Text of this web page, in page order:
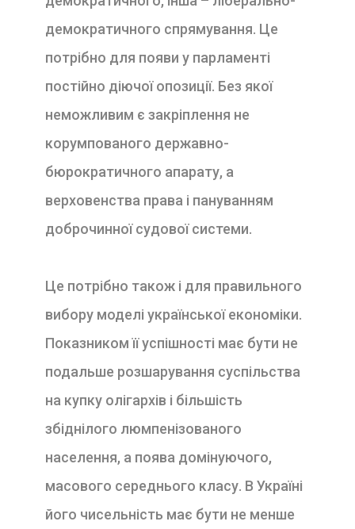
демократичного спрямування. Це
потрібно для появи у парламенті
постійно діючої опозиції. Без якої
неможливим є закріплення не
корумпованого державно-
бюрократичного апарату, а
верховенства права і пануванням
доброчинної судової системи.
Це потрібно також і для правильного
вибору моделі української економіки.
Показником її успішності має бути не
подальше розшарування суспільства
на купку олігархів і більшість
збіднілого люмпенізованого
населення, а поява домінуючого,
масового середнього класу. В Україні
його чисельність має бути не менше